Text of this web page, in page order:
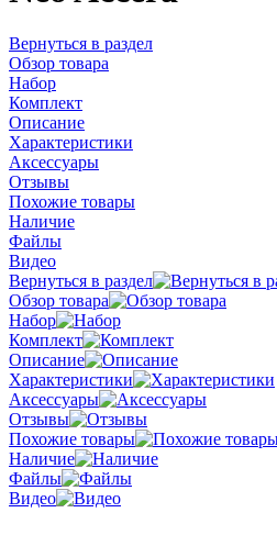
Вернуться в раздел
Обзор товара
Набор
Комплект
Описание
Характеристики
Аксессуары
Отзывы
Похожие товары
Наличие
Файлы
Видео
Вернуться в раздел
Обзор товара
Набор
Комплект
Описание
Характеристики
Аксессуары
Отзывы
Похожие товары
Наличие
Файлы
Видео